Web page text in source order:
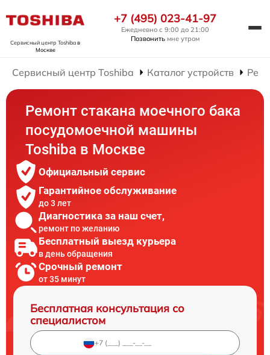
Сервисный центр Toshibaв
Москве
+7 (495) 023-41-97
Ежедневно с 9:00 до 21:00
Позвонить мне утром
Сервисный центр Toshiba Каталог устройств
Ремонт стакана моечного бака
посудомоечной машины
Toshiba в Москве
Официальный сервис
Гарантийное обслуживание
до 3 лет
Диагностика за наш счет,
ремонт по желанию
Бесплатный выезд курьера
в день обращения
Срочный ремонт
от 35 минут
Бесплатная консультация со
специалистом